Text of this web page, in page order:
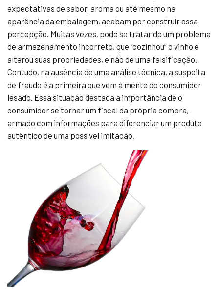
expectativas de sabor, aroma ou até mesmo na
aparência da embalagem, acabam por construir essa
percepção. Muitas vezes, pode se tratar de um problema
de armazenamento incorreto, que “cozinhou” o vinho e
alterou suas propriedades, e não de uma falsificação.
Contudo, na ausência de uma análise técnica, a suspeita
de fraude é a primeira que vem à mente do consumidor
lesado. Essa situação destaca a importância de o
consumidor se tornar um fiscal da própria compra,
armado com informações para diferenciar um produto
autêntico de uma possível imitação.